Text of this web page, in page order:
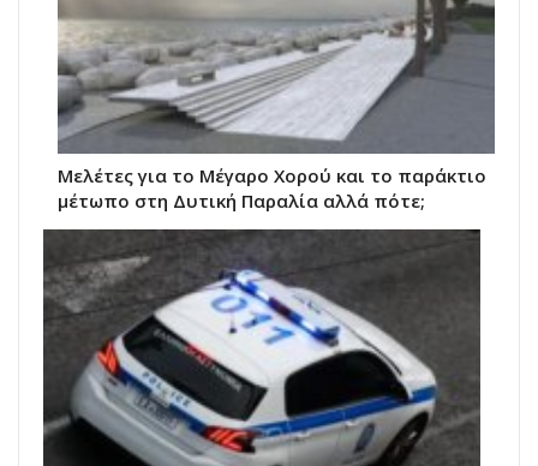
Μελέτες για το Μέγαρο Χορού και το παράκτιο
μέτωπο στη Δυτική Παραλία αλλά πότε;